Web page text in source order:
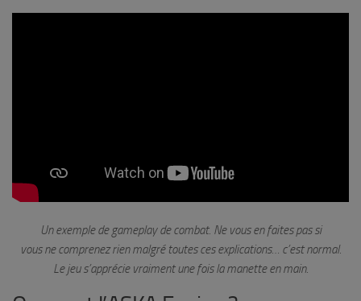
Un exemple de gameplay de combat. Ne vous en faites pas si
vous necomprenez rien malgré toutes ces explications… c’est normal.
Le jeu s’apprécie vraiment une fois la manette en main.